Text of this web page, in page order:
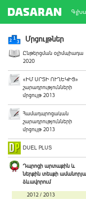
Մրցույթներ
Ընթերցման օլիմպիադա
2020
«ԻՄ ՍՐՏԻ ՈՒՂԵԿԻՑ»
շարադրությունների
մրցույթ 2013
Համադպրոցական
շարադրությունների
մրցույթ 2013
DUEL PLUS
Դպրոցի արտաքին և
ներքին տեսքի ամանորյա
ձևավորում
2012 / 2013